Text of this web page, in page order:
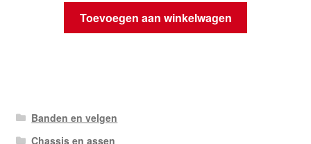
Toevoegen aan winkelwagen
Banden en velgen
Chassis en assen